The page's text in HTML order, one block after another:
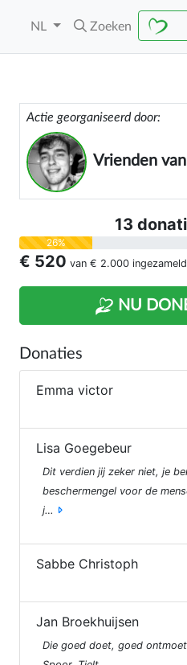
NL Zoeken
Actie georganiseerd door:
Vrienden
13
26%
€ 520 van € 2.000 ingezameld
NU
Donaties
Emma victor
Lisa Goegebeur
Dit verdien jij zeker niet, je
beschermengel voor de
j…
Sabbe Christoph
Jan Broekhuijsen
Die goed doet, goed